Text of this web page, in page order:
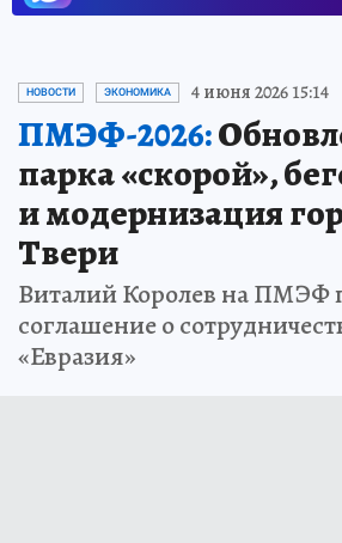
НОВОСТИ ЭКОНОМИКА 4 июня 2026 15:14
ПМЭФ-2026:
парка «скорой»,
и модернизация
Твери
Виталий Королев на ПМЭФ
соглашение о
«Евразия»